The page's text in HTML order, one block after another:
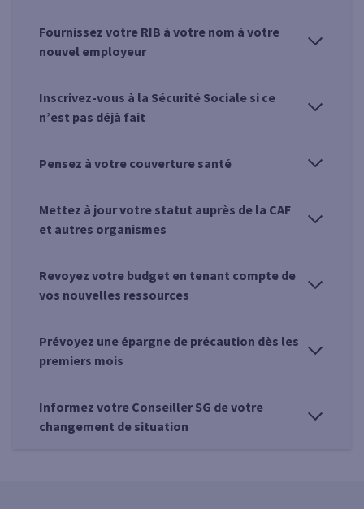
Fournissez votre RIB à votre nom à votre
nouvel employeur
Inscrivez-vous à la Sécurité Sociale si ce
n’est pas déjà fait
Pensez à votre couverture santé
Mettez à jour votre statut auprès de la CAF
et autres organismes
Revoyez votre budget en tenant compte de
vos nouvelles ressources
Prévoyez une épargne de précaution dès les
premiers mois
Informez votre Conseiller SG de votre
changement de situation